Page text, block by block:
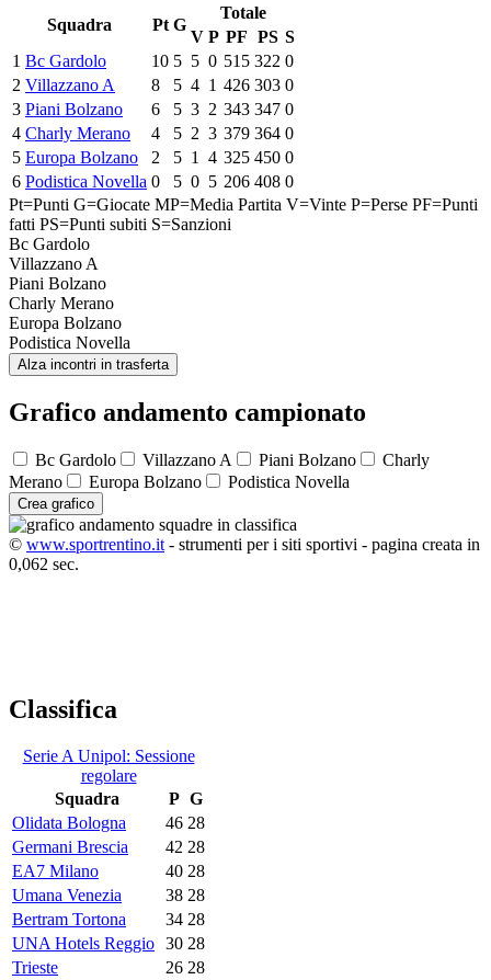
Squadra
Pt G
Totale
V P PF PS S
1 Bc Gardolo 10 5 5 0 515 322 0
2 Villazzano A 8 5 4 1 426 303 0
3 Piani Bolzano 6 5 3 2 343 347 0
4 Charly Merano 4 5 2 3 379 364 0
5 Europa Bolzano 2 5 1 4 325 450 0
6 Podistica Novella 0 5 0 5 206 408 0
Pt=Punti G=Giocate MP=Media Partita V=Vinte P=Perse PF=Punti
fatti PS=Punti subiti S=Sanzioni
Bc Gardolo
Villazzano A
Piani Bolzano
Charly Merano
Europa Bolzano
Podistica Novella
Alza incontri in trasferta
Grafico andamento campionato
Bc Gardolo Villazzano A Piani Bolzano
Charly
Merano
Europa Bolzano Podistica Novella
Crea grafico
© www.sportrentino.it- strumenti per i siti sportivi - pagina creata in
0,062 sec.
Classifica
Serie A Unipol: Sessione
regolare
Squadra
P G
Olidata Bologna
46 28
Germani Brescia
42 28
EA7 Milano
40 28
Umana Venezia
38 28
Bertram Tortona
34 28
UNA Hotels Reggio 30 28
Trieste
26 28